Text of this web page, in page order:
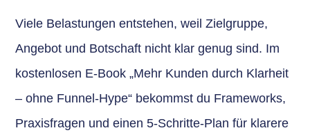
Viele Belastungen entstehen, weil Zielgruppe,
Angebot und Botschaft nicht klar genug sind. Im
kostenlosen E-Book „Mehr Kunden durch Klarheit
– ohne Funnel-Hype“ bekommst du Frameworks,
Praxisfragen und einen 5-Schritte-Plan für klarere